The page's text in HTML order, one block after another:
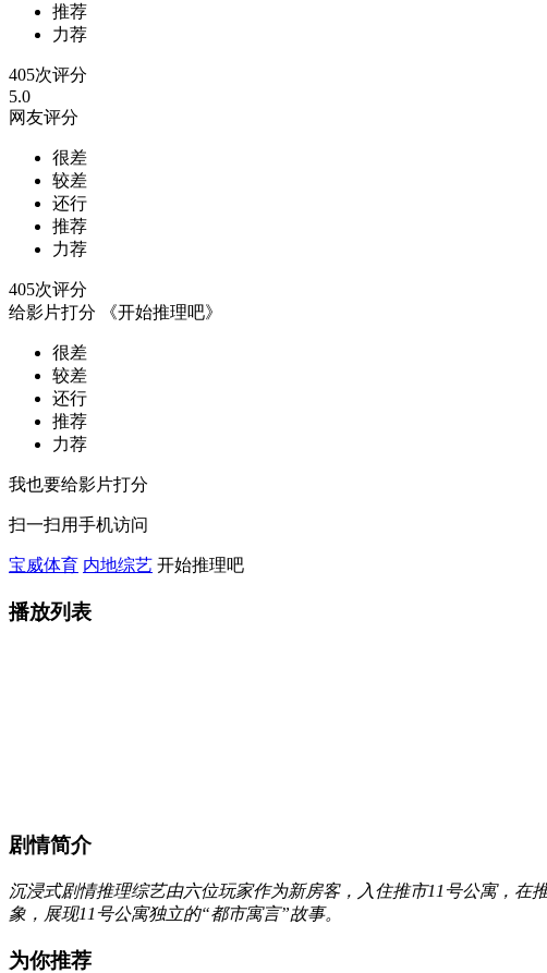
推荐
力荐
405次评分
5.0
网友评分
很差
较差
还行
推荐
力荐
405次评分
给影片打分
《开始推理吧》
很差
较差
还行
推荐
力荐
我也要给影片打分
扫一扫用手机访问
宝威体育 内地综艺 开始推理吧
播放列表
剧情简介
沉浸式剧情推理综艺由六位玩家作为新房客，入住推市11号公寓，
象，展现11号公寓独立的“都市寓言”故事。
为你推荐